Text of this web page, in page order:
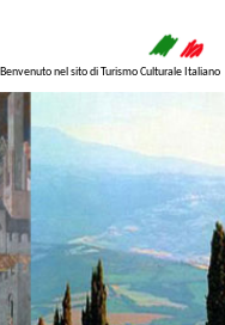
Benvenuto nel sito di Turismo Culturale Italiano